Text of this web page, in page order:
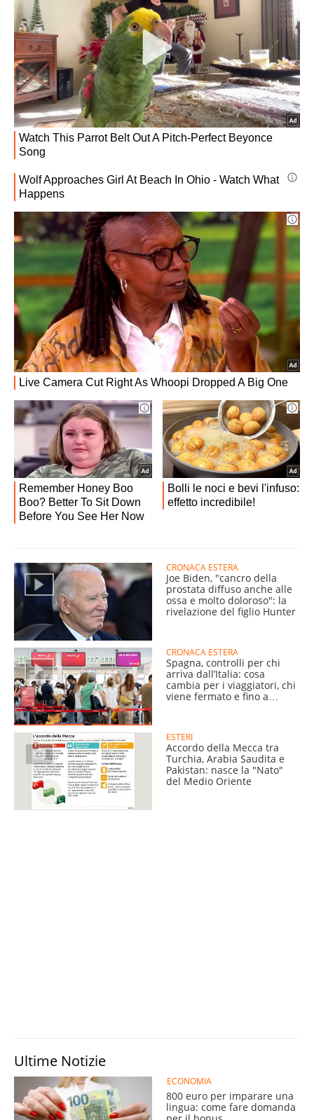
CRONACA ESTERA
Joe Biden, "cancro della
prostata diffuso anche alle
ossa e molto doloroso": la
rivelazione del figlio Hunter
CRONACA ESTERA
Spagna, controlli per chi
arriva dall’Italia: cosa
cambia per i viaggiatori, chi
viene fermato e fino a
ESTERI
Accordo della Mecca tra
Turchia, Arabia Saudita e
Pakistan: nasce la "Nato"
del Medio Oriente
Ultime Notizie
ECONOMIA
800 euro per imparare una
lingua: come fare domanda